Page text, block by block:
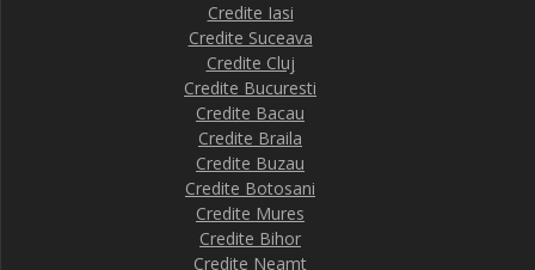
Credite Iasi
Credite Suceava
Credite Cluj
Credite Bucuresti
Credite Bacau
Credite Braila
Credite Buzau
Credite Botosani
Credite Mures
Credite Bihor
Credite Neamt